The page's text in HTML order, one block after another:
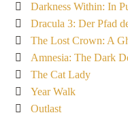
Darkness Within: In
Dracula 3: Der Pfad
The Lost Crown: A
Amnesia: The Dark
The Cat Lady
Year Walk
Outlast